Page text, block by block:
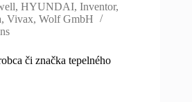
,HYUNDAI,Inventor,
, Vivax, Wolf GmbH
či značka tepelného